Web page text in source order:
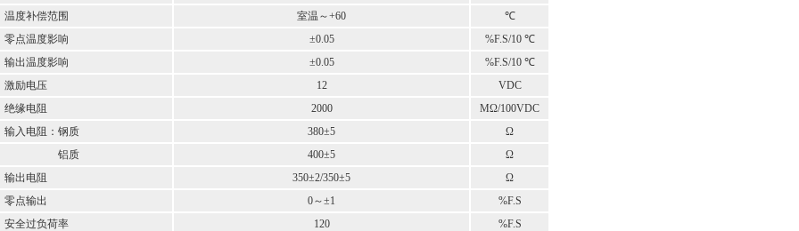
补偿范围
室温～+60
℃
温度影响
±0.05
%F.S/10 ℃
温度影响
±0.05
%F.S/10 ℃
电压
12
VDC
电阻
2000
MΩ/100VDC
电阻：钢质
380±5
Ω
质
400±5
Ω
电阻
350±2/350±5
Ω
输出
0～±1
%F.S
过负荷率
120
%F.S